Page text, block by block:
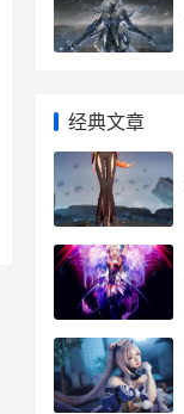
经典文章